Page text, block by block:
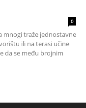
0
mnogi traže jednostavne
ili na terasi učine
da se među brojnim